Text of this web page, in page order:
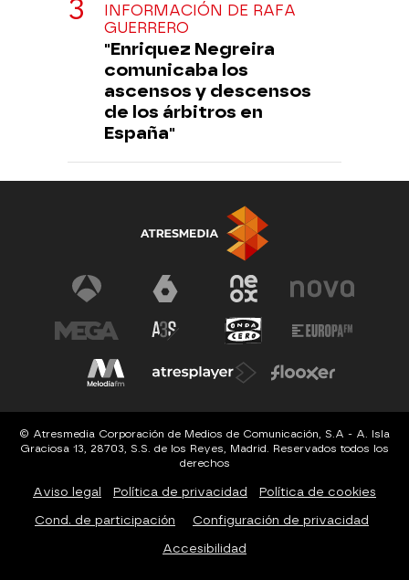
INFORMACIÓN DE RAFA
GUERRERO
"Enriquez Negreira
comunicaba los
ascensos y descensos
de los árbitros en
España"
© Atresmedia Corporación de Medios de Comunicación, S.A - A. Isla
Graciosa 13, 28703, S.S. de los Reyes, Madrid. Reservados todos los
derechos
Aviso legal Política de privacidad Política de cookies
Cond. de participación Configuración de privacidad
Accesibilidad